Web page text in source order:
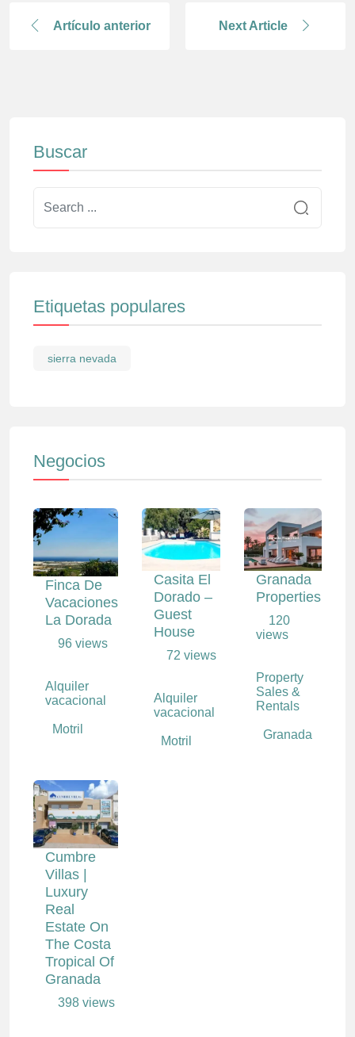
Artículo anterior Next Article
Buscar
Etiquetas populares
sierra nevada
Negocios
Finca De
Vacaciones
La Dorada
96 views
Alquiler
vacacional
Motril
Casita El
Dorado –
Guest
House
72 views
Alquiler
vacacional
Motril
Granada
Properties
120
views
Property
Sales &
Rentals
Granada
Cumbre
Villas |
Luxury
Real
Estate On
The Costa
Tropical Of
Granada
398 views